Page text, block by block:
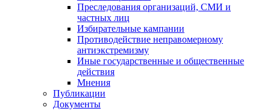
Преследования организаций, СМИ и
частных лиц
Избирательные кампании
Противодействие неправомерному
антиэкстремизму
Иные государственные и общественные
действия
Мнения
Публикации
Документы